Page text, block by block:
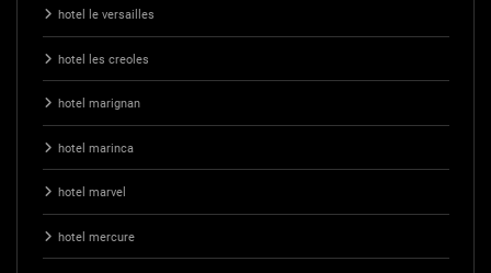
hotel le versailles
hotel les creoles
hotel marignan
hotel marinca
hotel marvel
hotel mercure